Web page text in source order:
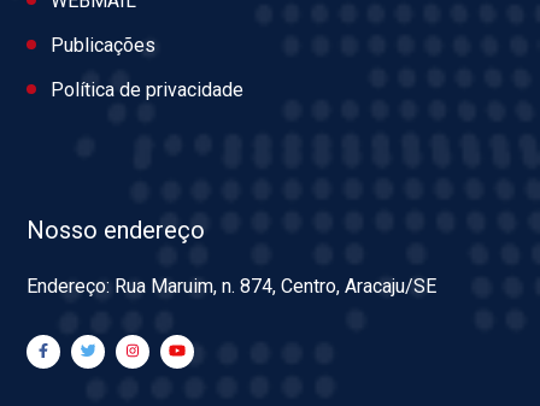
Publicações
Política de privacidade
Nosso endereço
Endereço: Rua Maruim, n. 874, Centro, Aracaju/SE